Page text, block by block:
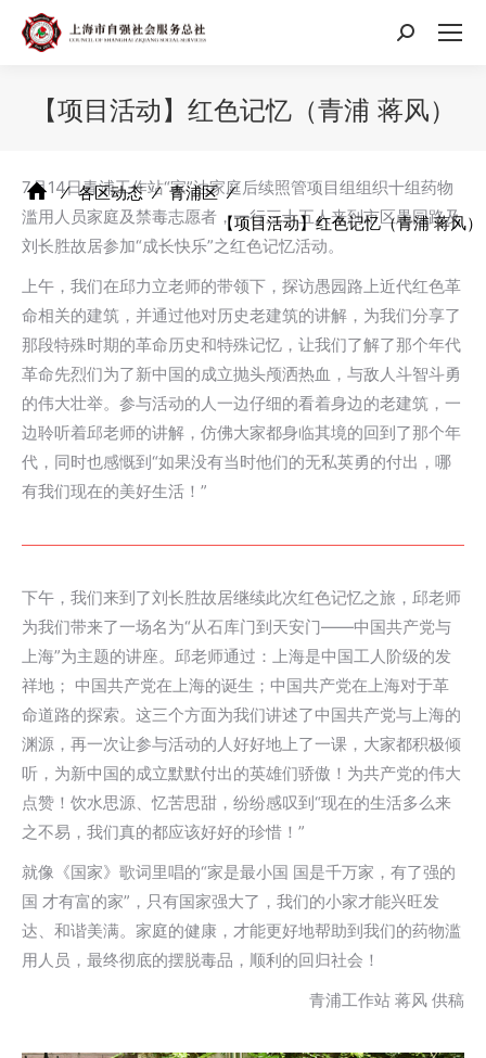
搜
【项目活动】红色记忆（青浦 蒋风）
⁄ 各区动态 ⁄ 青浦区 ⁄
【项目活动】红色记忆（青浦 蒋风）
7月14日青浦工作站“家”油家庭后续照管项目组组织十组药物
滥用人员家庭及禁毒志愿者，一行三十五人来到市区愚园路及
刘长胜故居参加“成长快乐”之红色记忆活动。
上午，我们在邱力立老师的带领下，探访愚园路上近代红色革
命相关的建筑，并通过他对历史老建筑的讲解，为我们分享了
那段特殊时期的革命历史和特殊记忆，让我们了解了那个年代
革命先烈们为了新中国的成立抛头颅洒热血，与敌人斗智斗勇
的伟大壮举。参与活动的人一边仔细的看着身边的老建筑，一
边聆听着邱老师的讲解，仿佛大家都身临其境的回到了那个年
代，同时也感慨到“如果没有当时他们的无私英勇的付出，哪
有我们现在的美好生活！”
下午，我们来到了刘长胜故居继续此次红色记忆之旅，邱老师
为我们带来了一场名为“从石库门到天安门——中国共产党与
上海”为主题的讲座。邱老师通过：上海是中国工人阶级的发
祥地； 中国共产党在上海的诞生；中国共产党在上海对于革
命道路的探索。这三个方面为我们讲述了中国共产党与上海的
渊源，再一次让参与活动的人好好地上了一课，大家都积极倾
听，为新中国的成立默默付出的英雄们骄傲！为共产党的伟大
点赞！饮水思源、忆苦思甜，纷纷感叹到“现在的生活多么来
之不易，我们真的都应该好好的珍惜！”
就像《国家》歌词里唱的“家是最小国 国是千万家，有了强的
国 才有富的家”，只有国家强大了，我们的小家才能兴旺发
达、和谐美满。家庭的健康，才能更好地帮助到我们的药物滥
用人员，最终彻底的摆脱毒品，顺利的回归社会！
青浦工作站 蒋风 供稿